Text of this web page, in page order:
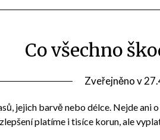
Co všechno
Zveřejněno v
jejich barvě nebo délce. Nejde ani
platíme i tisíce korun, ale